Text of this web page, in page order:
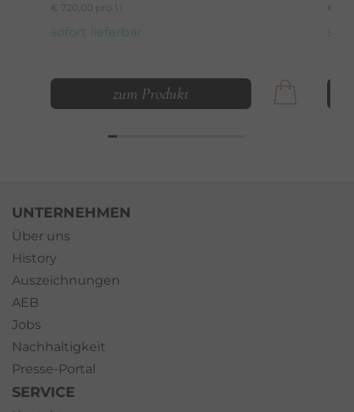
€ 720,00 pro 1 l
sofort lieferbar
zum Produkt
€
UNTERNEHMEN
Über uns
History
Auszeichnungen
AEB
Jobs
Nachhaltigkeit
Presse-Portal
SERVICE